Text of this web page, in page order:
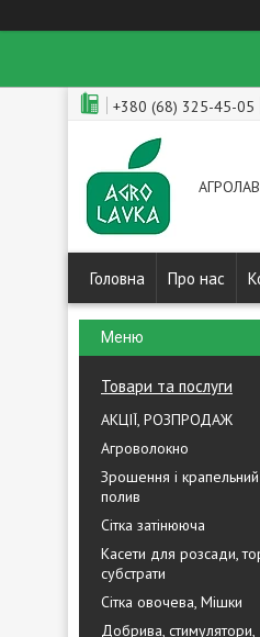
+380 (68) 325-45-05
Головна Про нас
Товари та послуги
АКЦІЇ, РОЗПРОДАЖ
Агроволокно
Зрошення і крапельний
полив
Сітка затінююча
Касети для розсади,
субстрати
Сітка овочева, Мішки
Добрива, стимулятори,